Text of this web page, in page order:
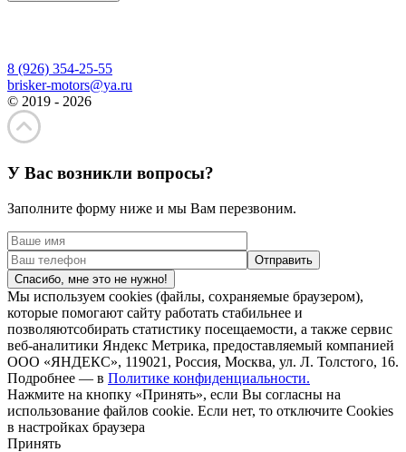
8 (926) 354-25-55
brisker-motors@ya.ru
© 2019 - 2026
У Вас возникли вопросы?
Заполните форму ниже и мы Вам перезвоним.
Спасибо, мне это не нужно!
Мы используем cookies (файлы, сохраняемые браузером),
которые помогают сайту работать стабильнее и
позволяютсобирать статистику посещаемости, а также сервис
веб-аналитики Яндекс Метрика, предоставляемый компанией
ООО «ЯНДЕКС», 119021, Россия, Москва, ул. Л. Толстого, 16.
Подробнее — в Политике конфиденциальности.
Нажмите на кнопку «Принять», если Вы согласны на
использование файлов cookie. Если нет, то отключите Cookies
в настройках браузера
Принять